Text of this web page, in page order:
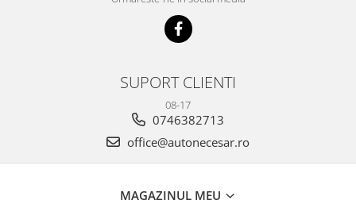
SUPORT CLIENTI
08-17
0746382713
office@autonecesar.ro
MAGAZINUL MEU